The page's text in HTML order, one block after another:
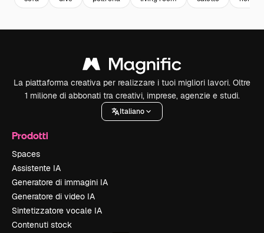
La piattaforma creativa per realizzare i tuoi migliori lavori. Oltre
1 milione di abbonati tra creativi, imprese, agenzie e studi.
Italiano
Prodotti
Spaces
Assistente IA
Generatore di immagini IA
Generatore di video IA
Sintetizzatore vocale IA
Contenuti stock